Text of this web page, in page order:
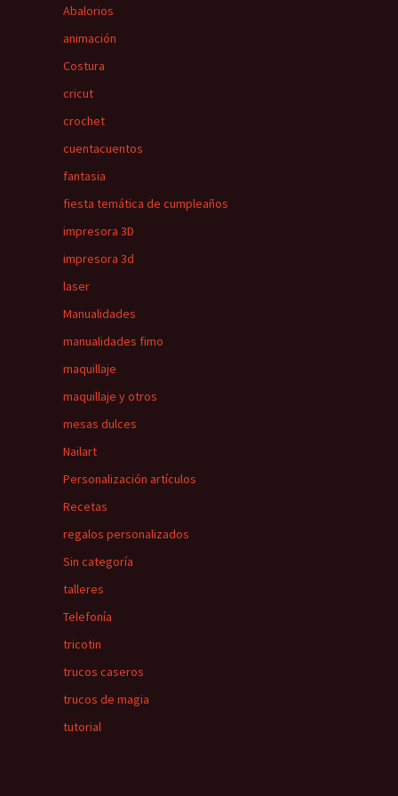
Abalorios
animación
Costura
cricut
crochet
cuentacuentos
fantasia
fiesta temática de cumpleaños
impresora 3D
impresora 3d
laser
Manualidades
manualidades fimo
maquillaje
maquillaje y otros
mesas dulces
Nailart
Personalización artículos
Recetas
regalos personalizados
Sin categoría
talleres
Telefonía
tricotin
trucos caseros
trucos de magia
tutorial